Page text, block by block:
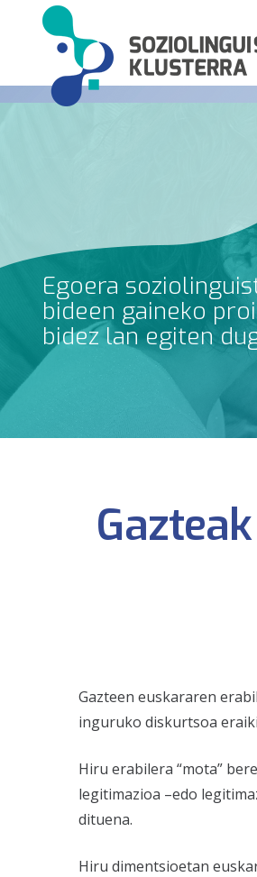
Egoera
bideen gaineko
bidez lan egiten
Gazteen euskararen
inguruko diskurtsoa
Hiru erabilera “mota”
legitimazioa –edo
dituena.
Hiru dimentsioetan